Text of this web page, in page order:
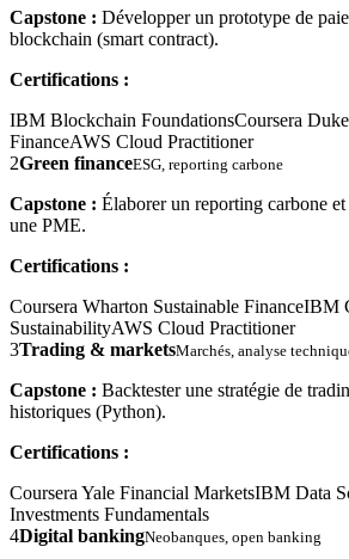
Capstone : Développer un prototype de
blockchain (smart contract).
Certifications :
IBM Blockchain FoundationsCoursera
FinanceAWS Cloud Practitioner
2Green financeESG, reporting carbone
Capstone : Élaborer un reporting carbone
une PME.
Certifications :
Coursera Wharton Sustainable FinanceIBM
SustainabilityAWS Cloud Practitioner
3Trading & marketsMarchés, analyse
Capstone : Backtester une stratégie de
historiques (Python).
Certifications :
Coursera Yale Financial MarketsIBM Data
Investments Fundamentals
4Digital bankingNeobanques, open banking